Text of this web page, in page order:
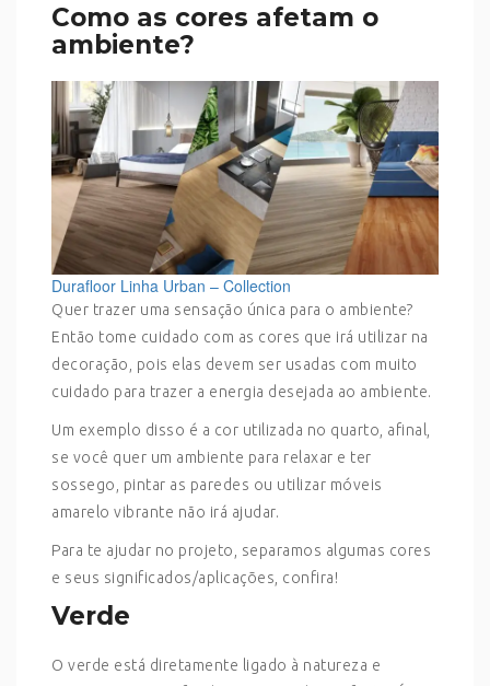
Como as cores afetam o
ambiente?
Durafloor Linha Urban – Collection
Quer trazer uma sensação única para o ambiente?
Então tome cuidado com as cores que irá utilizar na
decoração, pois elas devem ser usadas com muito
cuidado para trazer a energia desejada ao ambiente.
Um exemplo disso é a cor utilizada no quarto, afinal,
se você quer um ambiente para relaxar e ter
sossego, pintar as paredes ou utilizar móveis
amarelo vibrante não irá ajudar.
Para te ajudar no projeto, separamos algumas cores
e seus significados/aplicações, confira!
Verde
O verde está diretamente ligado à natureza e